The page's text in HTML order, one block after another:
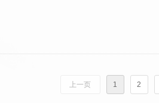
上一页 1 2